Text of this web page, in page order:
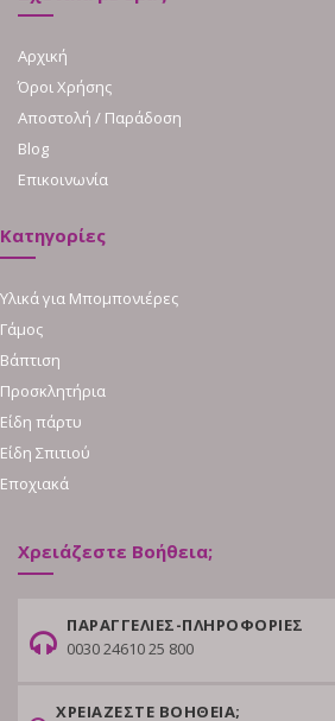
Αρχική
Όροι Χρήσης
Αποστολή / Παράδοση
Blog
Επικοινωνία
Κατηγορίες
Υλικά για Μπομπονιέρες
Γάμος
Βάπτιση
Προσκλητήρια
Είδη πάρτυ
Είδη Σπιτιού
Εποχιακά
Χρειάζεστε Βοήθεια;
ΠΑΡΑΓΓΕΛΙΕΣ-ΠΛΗΡΟΦΟΡΙΕΣ
0030 24610 25 800
ΧΡΕΙΑΖΕΣΤΕ ΒΟΗΘΕΙΑ;